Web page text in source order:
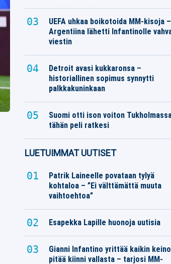
UEFA uhkaa boikotoida MM-kisoja
Argentiina lähetti Infantinolle
viestin
Detroit avasi kukkaronsa –
historiallinen sopimus synnytti
palkkakuninkaan
Suomi otti ison voiton
tähän peli ratkesi
LUETUIMMAT UUTISET
Patrik Laineelle povataan tylyä
kohtaloa – ”Ei välttämättä muuta
vaihtoehtoa”
Esapekka Lapille huonoja uutisia
Gianni Infantino yrittää kaikin
pitää kiinni vallasta – tarjosi MM-